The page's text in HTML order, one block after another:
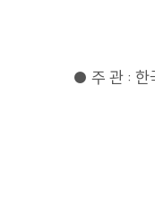
● 주 관 : 한